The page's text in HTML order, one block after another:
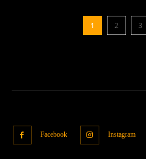
1 2 3
Facebook Instagram